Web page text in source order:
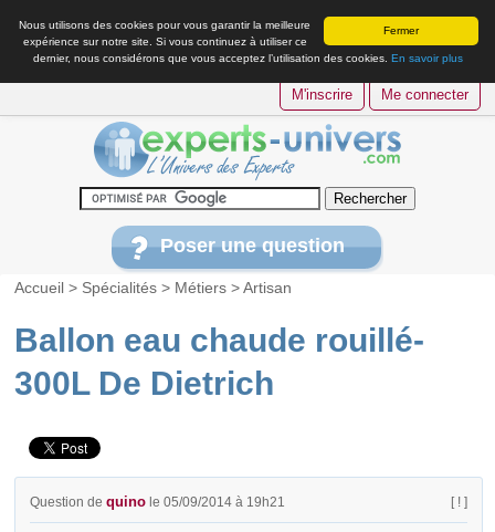
Fermer
Nous utilisons des cookies pour vous garantir la meilleure
expérience sur notre site. Si vous continuez à utiliser ce
dernier, nous considérons que vous acceptez l’utilisation des cookies. En savoir plus
M'inscrire Me connecter
Poser une question
Accueil > Spécialités > Métiers >Artisan
Ballon eau chaude rouillé-
300L De Dietrich
Question dequino le 05/09/2014 à 19h21 [ ! ]